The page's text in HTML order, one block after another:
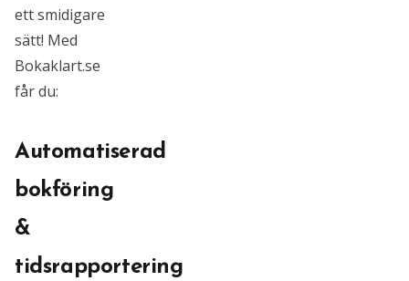
ett smidigare
sätt! Med
Bokaklart.se
får du:
Automatiserad
bokföring
&
tidsrapportering